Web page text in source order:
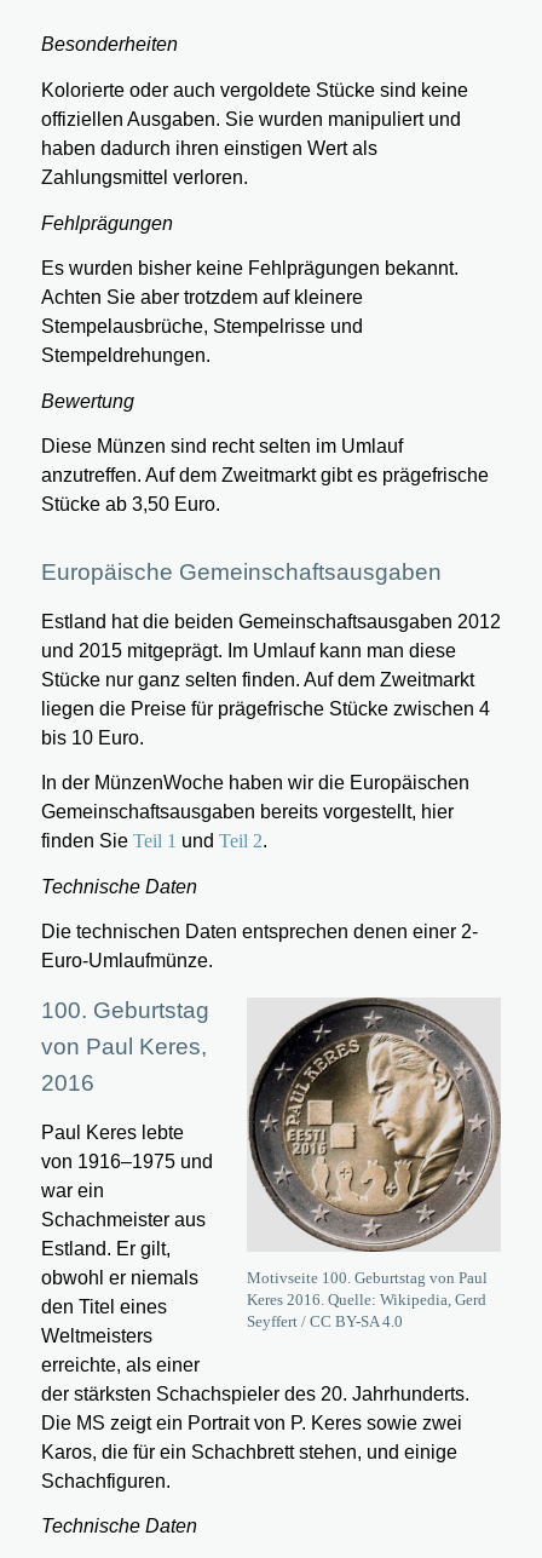
Besonderheiten
Kolorierte oder auch vergoldete Stücke sind keine
offiziellen Ausgaben. Sie wurden manipuliert und
haben dadurch ihren einstigen Wert als
Zahlungsmittel verloren.
Fehlprägungen
Es wurden bisher keine Fehlprägungen bekannt.
Achten Sie aber trotzdem auf kleinere
Stempelausbrüche, Stempelrisse und
Stempeldrehungen.
Bewertung
Diese Münzen sind recht selten im Umlauf
anzutreffen. Auf dem Zweitmarkt gibt es prägefrische
Stücke ab 3,50 Euro.
Europäische Gemeinschaftsausgaben
Estland hat die beiden Gemeinschaftsausgaben 2012
und 2015 mitgeprägt. Im Umlauf kann man diese
Stücke nur ganz selten finden. Auf dem Zweitmarkt
liegen die Preise für prägefrische Stücke zwischen 4
bis 10 Euro.
In der MünzenWoche haben wir die Europäischen
Gemeinschaftsausgaben bereits vorgestellt, hier
finden Sie Teil 1 und Teil 2.
Technische Daten
Die technischen Daten entsprechen denen einer 2-
Euro-Umlaufmünze.
Motivseite 100. Geburtstag von Paul
Keres 2016. Quelle: Wikipedia, Gerd
Seyffert / CC BY-SA 4.0
100. Geburtstag
von Paul Keres,
2016
Paul Keres lebte
von 1916–1975 und
war ein
Schachmeister aus
Estland. Er gilt,
obwohl er niemals
den Titel eines
Weltmeisters
erreichte, als einer
der stärksten Schachspieler des 20. Jahrhunderts.
Die MS zeigt ein Portrait von P. Keres sowie zwei
Karos, die für ein Schachbrett stehen, und einige
Schachfiguren.
Technische Daten